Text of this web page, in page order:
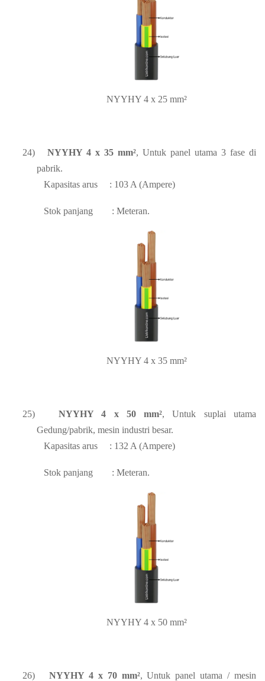
NYYHY 4 x 25 mm²
24) NYYHY 4 x 35 mm², Untuk panel utama 3 fase di
pabrik.
Kapasitas arus
: 103 A (Ampere)
Stok panjang : Meteran.
NYYHY 4 x 35 mm²
25) NYYHY 4 x 50 mm², Untuk suplai utama
Gedung/pabrik, mesin industri besar.
Kapasitas arus
: 132 A (Ampere)
Stok panjang : Meteran.
NYYHY 4 x 50 mm²
26) NYYHY 4 x 70 mm², Untuk panel utama / mesin